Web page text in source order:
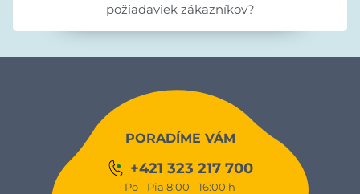
požiadaviek zákazníkov?
PORADÍME VÁM
+421 323 217 700
Po - Pia 8:00 - 16:00 h